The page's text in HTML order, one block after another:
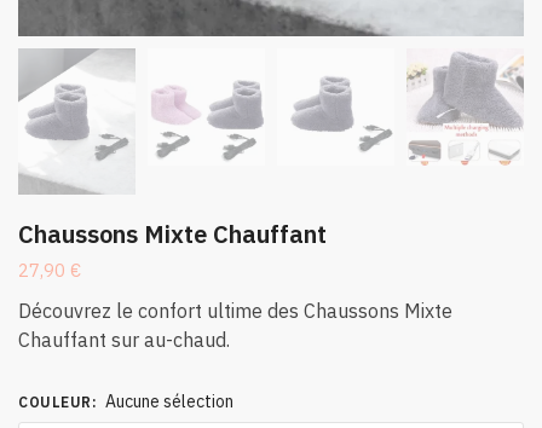
Chaussons Mixte Chauffant
27,90 €
Découvrez le confort ultime des Chaussons Mixte
Chauffant sur au-chaud.
COULEUR : Aucune sélection